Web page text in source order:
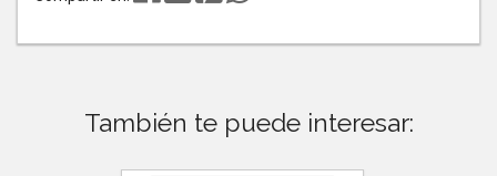
También te puede interesar: